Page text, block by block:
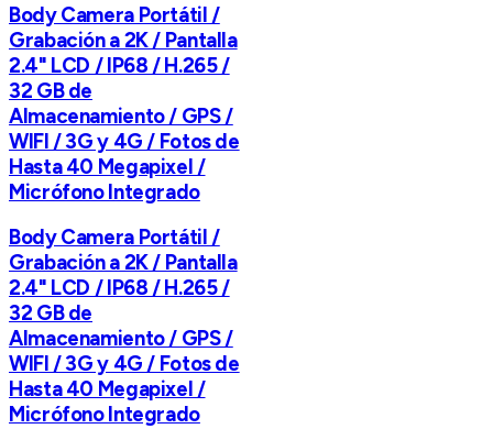
Body Camera Portátil /
Grabación a 2K / Pantalla
2.4" LCD / IP68 / H.265 /
32 GB de
Almacenamiento / GPS /
WIFI / 3G y 4G / Fotos de
Hasta 40 Megapixel /
Micrófono Integrado
Body Camera Portátil /
Grabación a 2K / Pantalla
2.4" LCD / IP68 / H.265 /
32 GB de
Almacenamiento / GPS /
WIFI / 3G y 4G / Fotos de
Hasta 40 Megapixel /
Micrófono Integrado